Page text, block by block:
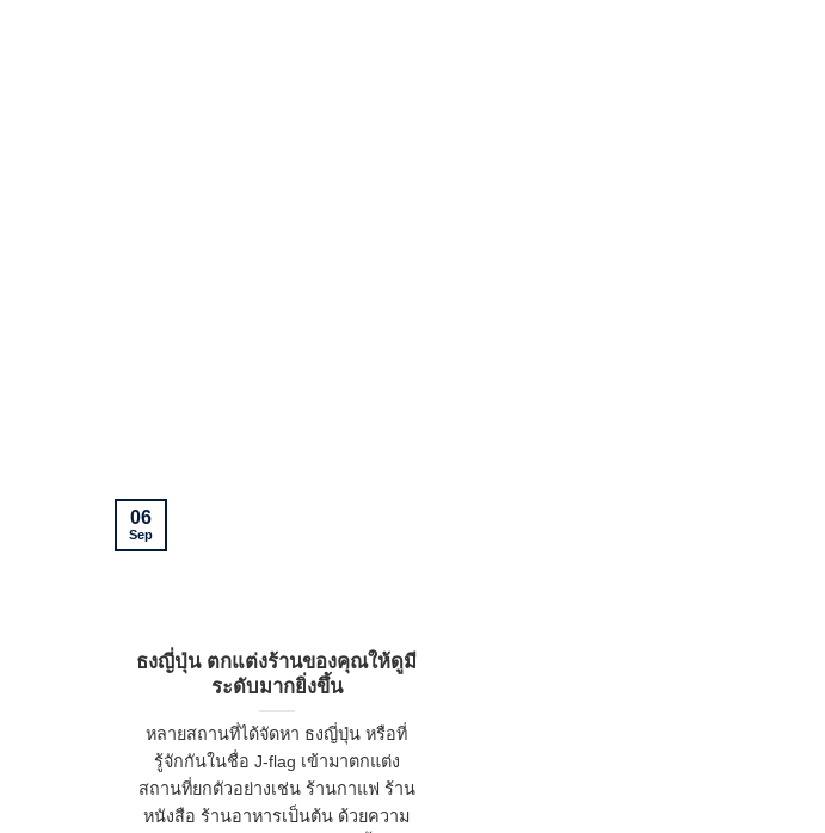
ธงญี่ปุ่น ตกแต่งร้านของคุณให้ดูมี
ระดับมากยิ่งขึ้น
หลายสถานที่ได้จัดหา ธงญี่ปุ่น หรือที่
รู้จักกันในชื่อ J-flag เข้ามาตกแต่ง
สถานที่ยกตัวอย่างเช่น ร้านกาแฟ ร้าน
หนังสือ ร้านอาหารเป็นต้น ด้วยความ
06
Sep